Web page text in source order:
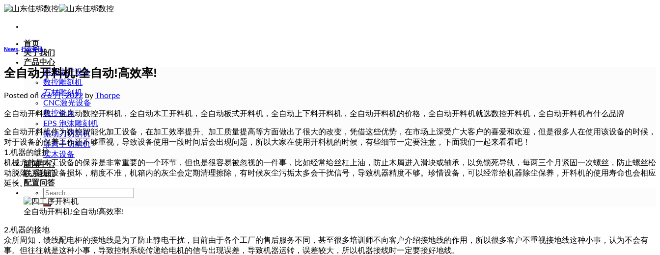
Skip
content
首页
关于我们
产品中心
家具生产设备
数控雕刻机
石材雕刻机
CNC激光设备
数控铣床
EPS 泡沫雕刻机
振动刀切割机
等离子切割机
实木设备
新闻中心
联系我们
配置问答
Search
for:
News, 行业资讯
全自动开料机!全自动!高效率!
Posted on 6 6 月, 2022 by Thorpe
全自动开料机，全自动数控开料机，全自动木工开料机，全自动板式开料机，全自动上下料开料机，全自动开料机的价格，全自动开料机就选数控开料机，全自动开料机有什么品牌
全自动开料机作为数控智能化加工设备，在加工效率提升、加工质量提高等方面做出了很大的改变，凭借这些优势，在市场上深受广大客户的喜爱和欢迎，但是很多人在使用该设备的时候，
对于设备的保养工作还不够重视，导致设备使用一段时间后会出现问题，所以大家在使用开料机的时候，有些细节一定要注意，下面我们一起来看看吧！
1.机器的维护
机械尤其是木工设备的保养是非常重要的一个环节，但也是很容易被忽视的一件事，比如经常给丝杠上油，防止木屑进入滑块或轴承，以免锁死导轨，每两三个月紧固一次螺丝，防止螺丝松
动脱落，造成设备损坏，精度不准，机箱内的灰尘会定期清理擦除，有时候灰尘污垢太多会干扰信号，导致机器精度不够。珍惜设备，可以经常给机器除尘保养，开料机的使用寿命也会相应
延长。
全自动开料机!全自动!高效率!
2.机器的接地
众所周知，馈线配电柜的接地线是为了防止静电干扰，目前由于各个工厂的售后服务不同，甚至很多培训师不向客户介绍接地线的作用，所以很多客户不重视接地线这种小事，认为不会有
事。但往往就是这种小事，导致控制系统传递给电机的信号出现误差，导致机器运转，误差较大，所以机器接线时一定要接好地线。